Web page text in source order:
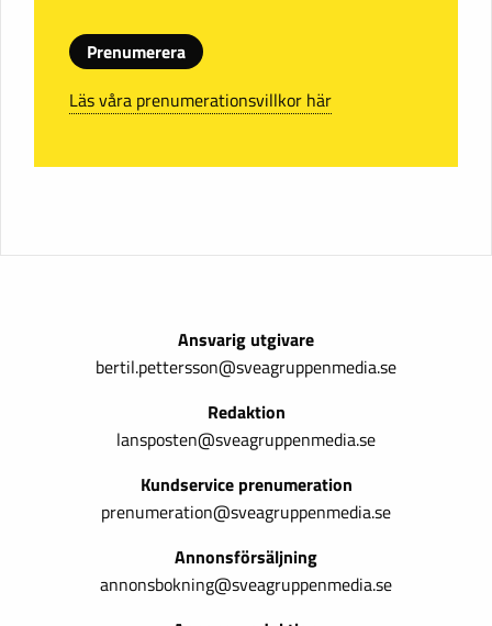
Prenumerera
Läs våra prenumerationsvillkor här
Ansvarig utgivare
bertil.pettersson@sveagruppenmedia.se
Redaktion
lansposten@sveagruppenmedia.se
Kundservice prenumeration
prenumeration@sveagruppenmedia.se
Annonsförsäljning
annonsbokning@sveagruppenmedia.se